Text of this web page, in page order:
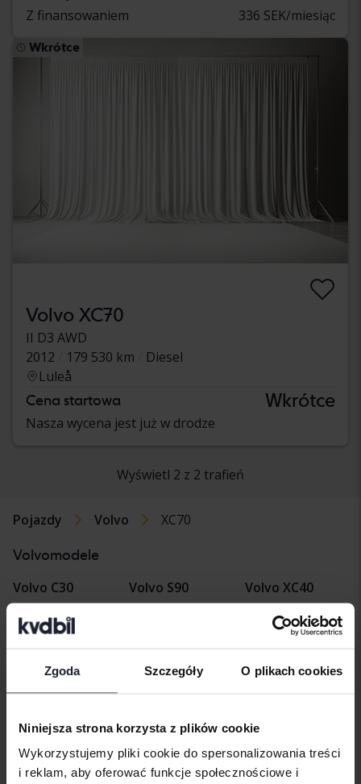
Zgoda Szczegóły O plikach cookies
Niniejsza strona korzysta z plików cookie
Wykorzystujemy pliki cookie do spersonalizowania treści
i reklam, aby oferować funkcje społecznościowe i
Z finansowaniem 336 SEK/miesiąc
Wkrótce
Volvo XC70
II D3 AWD
2012
179 530 km
Diesel
Luleå
Cena startowa Wkrótce
Nasza wycena jest już w drodze
Wyświetl 2 z 2 trafień
Pojazdy Volvo XC70
Volvomodele
Volvo C30
Volvo C40
Volvo S80
Volvo S90
Volvo V90
Volvo XC40
Volvo XC60